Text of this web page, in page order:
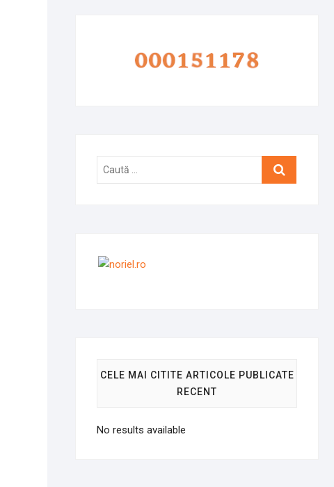
Caută
CELE MAI CITITE ARTICOLE PUBLICATE
RECENT
No results available